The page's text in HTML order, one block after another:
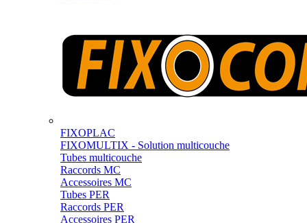
FIXOPLAC
FIXOMULTIX - Solution multicouche
Tubes multicouche
Raccords MC
Accessoires MC
Tubes PER
Raccords PER
Accessoires PER